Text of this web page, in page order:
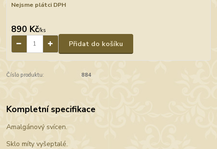
Nejsme plátci DPH
890 Kč/ks
Přidat do košíku
Číslo produktu: 884
Kompletní specifikace
Amalgánový svícen.
Sklo míty vyšeptalé.